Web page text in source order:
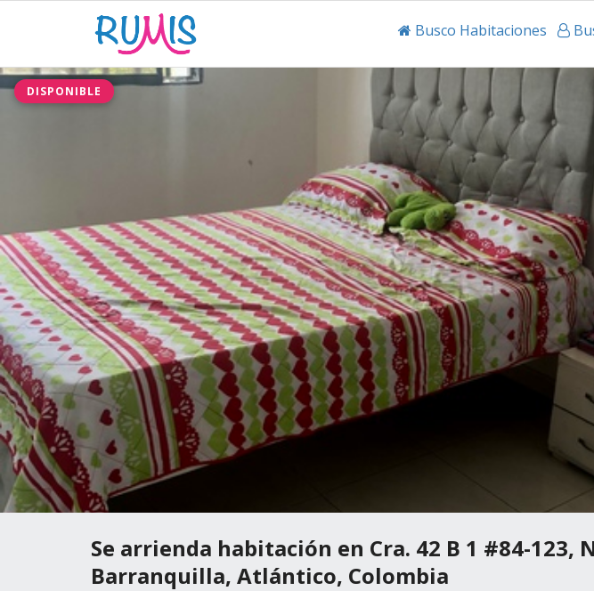
Busco Habitaciones
DISPONIBLE
Se arrienda habitación en Cra. 42 B 1 #84-
Barranquilla, Atlántico, Colombia